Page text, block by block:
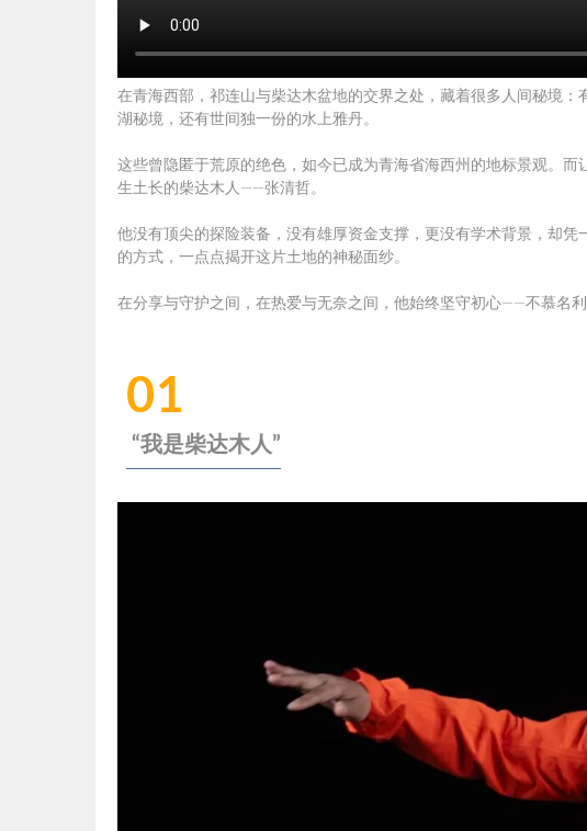
在青海西部，祁连山与柴达木盆地的交界之处，藏着很多人间秘境
湖秘境，还有世间独一份的水上雅丹。
这些曾隐匿于荒原的绝色，如今已成为青海省海西州的地标景观。 而
生土长的柴达木人——张清哲。
他没有顶尖的探险装备，没有雄厚资金支撑，更没有学术背景，却
的方式，一点点揭开这片土地的神秘面纱。
在分享与守护之间，在热爱与无奈之间，他始终坚守初心——不慕名
01
“我是柴达木人”